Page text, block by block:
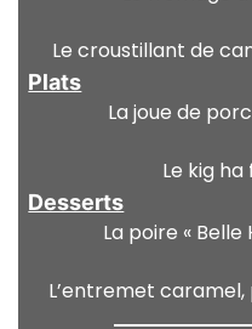
Le croustillant de
Plats
La joue de
Le kig
Desserts
La poire «
L’entremet